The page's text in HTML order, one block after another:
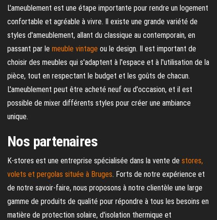
L'ameublement est une étape importante pour rendre un logement
confortable et agréable à vivre. Il existe une grande variété de
styles d'ameublement, allant du classique au contemporain, en
passant par le meuble vintage ou le design. Il est important de
choisir des meubles qui s'adaptent à l'espace et à l'utilisation de la
pièce, tout en respectant le budget et les goûts de chacun.
L'ameublement peut être acheté neuf ou d'occasion, et il est
possible de mixer différents styles pour créer une ambiance
unique.
Nos partenaires
K-stores est une entreprise spécialisée dans la vente de stores,
volets et pergolas située à Bruges. Forts de notre expérience et
de notre savoir-faire, nous proposons à notre clientèle une large
gamme de produits de qualité pour répondre à tous les besoins en
matière de protection solaire, d'isolation thermique et